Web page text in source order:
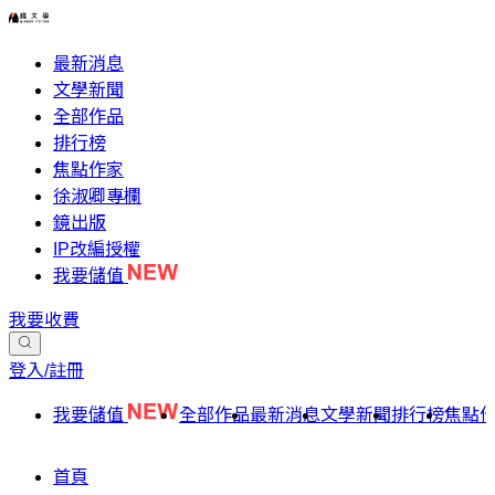
最新消息
文學新聞
全部作品
排行榜
焦點作家
徐淑卿專欄
鏡出版
IP改編授權
我要儲值
我要收費
登入/註冊
我要儲值 全部作品最新消息文學新聞排行榜焦點
首頁